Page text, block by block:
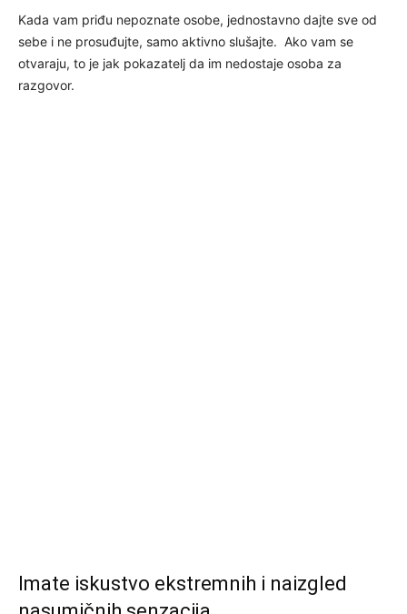
Kada vam priđu nepoznate osobe, jednostavno dajte sve od
sebe i ne prosuđujte, samo aktivno slušajte. Ako vam se
otvaraju, to je jak pokazatelj da im nedostaje osoba za
razgovor.
Imate iskustvo ekstremnih i naizgled